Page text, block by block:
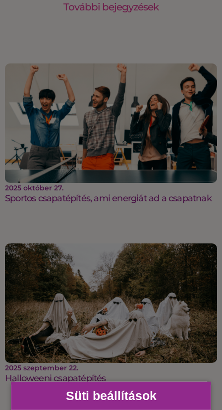
További bejegyzések
2025 október 27.
Sportos csapatépítés, ami energiát ad a csapatnak
2025 szeptember 22.
Halloweeni csapatépítés
Süti beállítások